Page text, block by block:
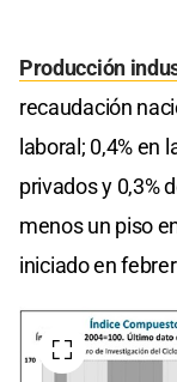
Producción
recaudación
laboral; 0,4% en
privados y 0,3%
menos un piso
iniciado en